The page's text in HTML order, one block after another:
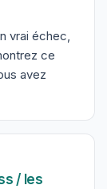
vrai échec,
ce
avez
/ les